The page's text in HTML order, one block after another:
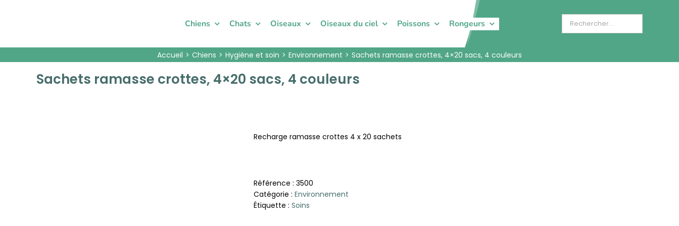
Chiens Chats Oiseaux Oiseaux du ciel Poissons Rongeurs
Accueil Chiens Hygiène et soin Environnement Sachets ramasse crottes, 4×20 sacs, 4 couleurs
Sachets ramasse crottes, 4×20 sacs, 4 couleurs
Recharge ramasse crottes 4 x 20 sachets
Référence : 3500
Catégorie : Environnement
Étiquette : Soins